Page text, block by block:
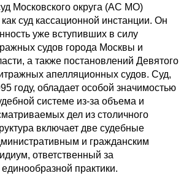
Московского округа (АС МО)
суд кассационной инстанции. Он
уже вступивших в силу
судов города Москвы и
а также постановлений Девятого
апелляционных судов. Суд,
году, обладает особой значимостью
системе из-за объема и
дел из столичного
включает две судебные
и гражданским
ответственный за
практики.